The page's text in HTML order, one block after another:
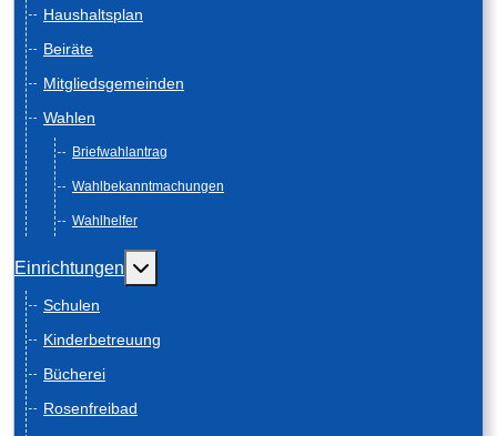
Haushaltsplan
Beiräte
Mitgliedsgemeinden
Wahlen
Briefwahlantrag
Wahlbekanntmachungen
Wahlhelfer
Einrichtungen Weitere Informationen: Einrichtungen
Schulen
Kinderbetreuung
Bücherei
Rosenfreibad